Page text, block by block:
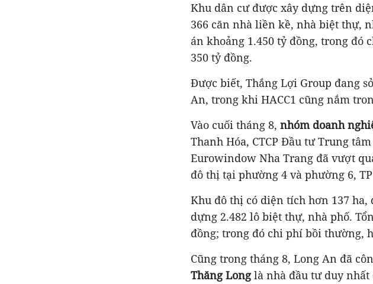
Khu dân cư được xây dựng trên
366 căn nhà liền kề, nhà biệt thự,
án khoảng 1.450 tỷ đồng, trong
350 tỷ đồng.
Được biết, Thắng Lợi Group đang
An, trong khi HACC1 cũng nắm
Vào cuối tháng 8, nhóm doanh
Thanh Hóa, CTCP Đầu tư Trung
Eurowindow Nha Trang đã vượt
đô thị tại phường 4 và phường 6,
Khu đô thị có diện tích hơn 137 ha,
dựng 2.482 lô biệt thự, nhà phố.
đồng; trong đó chi phí bồi thường,
Cũng trong tháng 8, Long An đã
Thăng Longlà nhà đầu tư duy nhất